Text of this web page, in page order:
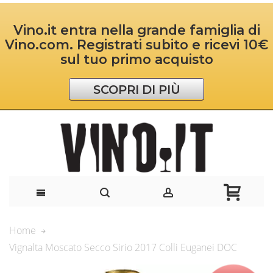
Vino.it entra nella grande famiglia di
Vino.com. Registrati subito e ricevi 10€
sul tuo primo acquisto
SCOPRI DI PIÙ
Home
Vignalta Moscato Secco Sirio 2017 Colli Euganei DOC